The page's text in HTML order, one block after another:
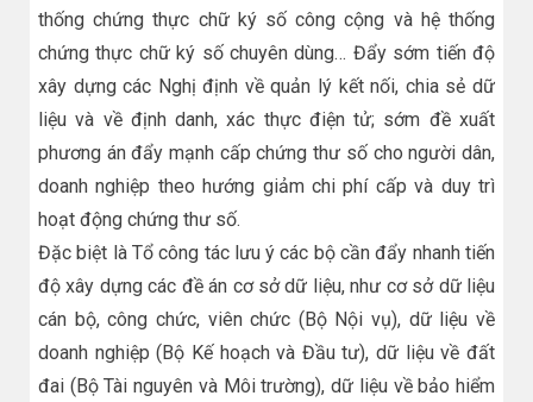
thống chứng thực chữ ký số công cộng và hệ thống
chứng thực chữ ký số chuyên dùng… Đẩy sớm tiến độ
xây dựng các Nghị định về quản lý kết nối, chia sẻ dữ
liệu và về định danh, xác thực điện tử; sớm đề xuất
phương án đẩy mạnh cấp chứng thư số cho người dân,
doanh nghiệp theo hướng giảm chi phí cấp và duy trì
hoạt động chứng thư số.
Đặc biệt là Tổ công tác lưu ý các bộ cần đẩy nhanh tiến
độ xây dựng các đề án cơ sở dữ liệu, như cơ sở dữ liệu
cán bộ, công chức, viên chức (Bộ Nội vụ), dữ liệu về
doanh nghiệp (Bộ Kế hoạch và Đầu tư), dữ liệu về đất
đai (Bộ Tài nguyên và Môi trường), dữ liệu về bảo hiểm